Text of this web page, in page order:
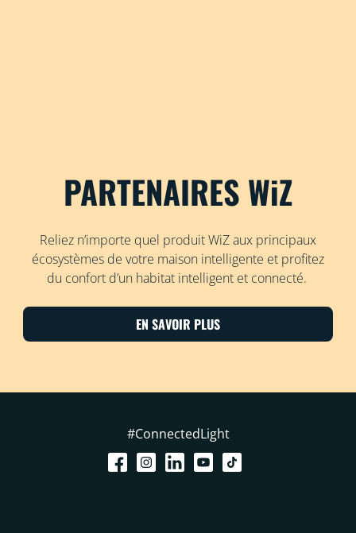
PARTENAIRES WiZ
Reliez n’importe quel produit WiZ aux principaux
écosystèmes de votre maison intelligente et profitez
du confort d’un habitat intelligent et connecté.
EN SAVOIR PLUS
#ConnectedLight